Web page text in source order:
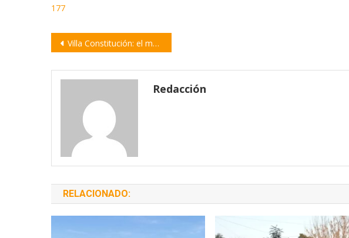
177
Navegación
entradas
Villa Constitución: el municipio lanza un Banco Solidario de Alimentos
Redacción
RELACIONADO: